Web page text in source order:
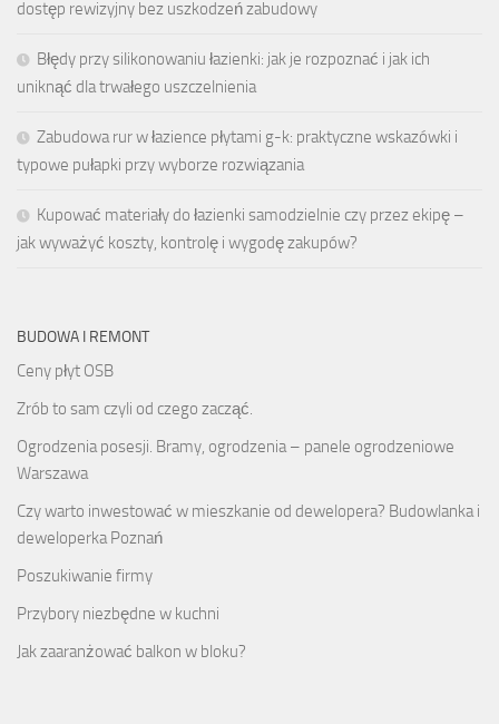
dostęp rewizyjny bez uszkodzeń zabudowy
Błędy przy silikonowaniu łazienki: jak je rozpoznać i jak ich
uniknąć dla trwałego uszczelnienia
Zabudowa rur w łazience płytami g-k: praktyczne wskazówki i
typowe pułapki przy wyborze rozwiązania
Kupować materiały do łazienki samodzielnie czy przez ekipę –
jak wyważyć koszty, kontrolę i wygodę zakupów?
BUDOWA I REMONT
Ceny płyt OSB
Zrób to sam czyli od czego zacząć.
Ogrodzenia posesji. Bramy, ogrodzenia – panele ogrodzeniowe
Warszawa
Czy warto inwestować w mieszkanie od dewelopera? Budowlanka i
deweloperka Poznań
Poszukiwanie firmy
Przybory niezbędne w kuchni
Jak zaaranżować balkon w bloku?